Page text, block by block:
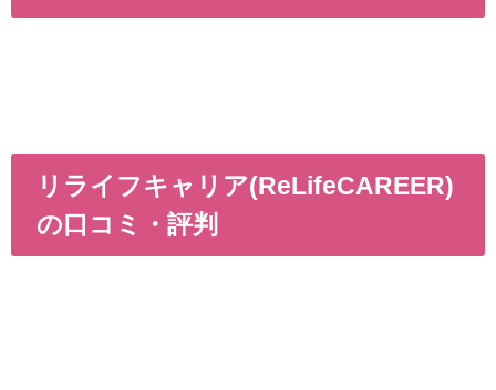
リライフキャリア(ReLifeCAREER)
の口コミ・評判